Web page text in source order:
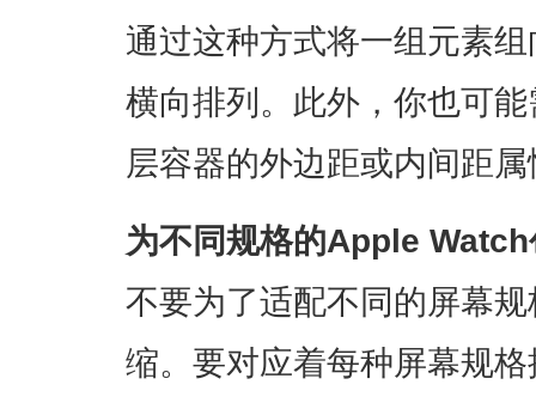
通过这种方式将一组元素
横向排列。此外，你也可
层容器的外边距或内间距
为不同规格的Apple
不要为了适配不同的屏幕
缩。要对应着每种屏幕规